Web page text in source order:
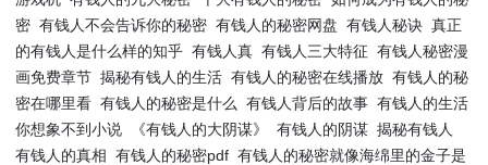
密 有钱人不会告诉你的秘密 有钱人的秘密网盘 有钱人秘诀 真正
的有钱人是什么样的知乎 有钱人真 有钱人三大特征 有钱人秘密漫
画免费章节 揭秘有钱人的生活 有钱人的秘密在线播放 有钱人的秘
密在哪里看 有钱人的秘密是什么 有钱人背后的故事 有钱人的生活
你想象不到小说
《有钱人的大阴谋》 有钱人的阴谋 揭秘有钱人
有钱人的真相 有钱人的秘密pdf 有钱人的秘密就像海绵里的金子是